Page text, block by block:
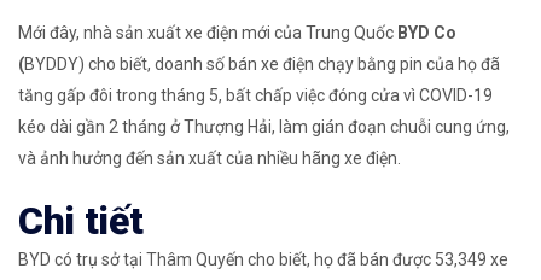
Mới đây, nhà sản xuất xe điện mới của Trung Quốc BYD Co
(BYDDY) cho biết, doanh số bán xe điện chạy bằng pin của họ đã
tăng gấp đôi trong tháng 5, bất chấp việc đóng cửa vì COVID-19
kéo dài gần 2 tháng ở Thượng Hải, làm gián đoạn chuỗi cung ứng,
và ảnh hưởng đến sản xuất của nhiều hãng xe điện.
Chi tiết
BYD có trụ sở tại Thâm Quyến cho biết, họ đã bán được 53,349 xe